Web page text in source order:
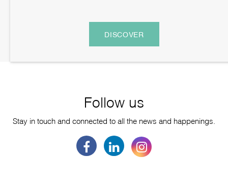
DISCOVER
Follow us
Stay in touch and connected to all the news and happenings.